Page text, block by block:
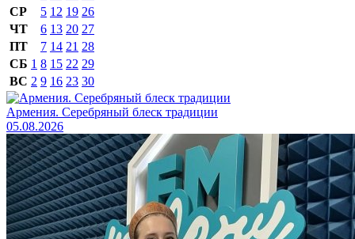
СР
5 12 19 26
ЧТ
6 13 20 27
ПТ
7 14 21 28
СБ 1 8 15 22 29
ВС 2 9 16 23 30
Армения. Серебряный блеск традиции
05.08.2026